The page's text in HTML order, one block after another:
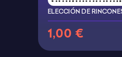
ELECCIÓN DE
1,00 €